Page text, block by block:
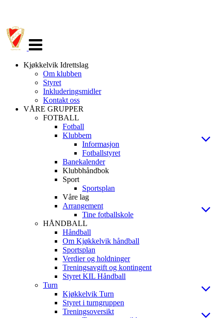
navigasjon
Kjøkkelvik Idrettslag
Om klubben
Styret
Inkluderingsmidler
Kontakt oss
VÅRE GRUPPER
FOTBALL
Fotball
Klubbem
Informasjon
Fotballstyret
Banekalender
Klubbhåndbok
Sport
Sportsplan
Våre lag
Arrangement
Tine fotballskole
HÅNDBALL
Håndball
Om Kjøkkelvik håndball
Sportsplan
Verdier og holdninger
Treningsavgift og kontingent
Styret KIL Håndball
Turn
Kjøkkelvik Turn
Styret i turngruppen
Treningsoversikt